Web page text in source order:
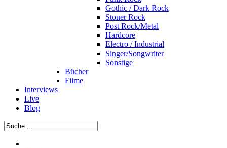
Gothic / Dark Rock
Stoner Rock
Post Rock/Metal
Hardcore
Electro / Industrial
Singer/Songwriter
Sonstige
Bücher
Filme
Interviews
Live
Blog